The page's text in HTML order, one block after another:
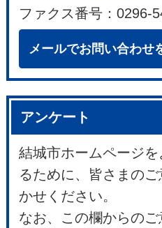
ファクス番号：0296-
メールでお問い合わせ
アンケート
結城市ホームページ
るために、皆さまの
かせください。
なお、この欄からの